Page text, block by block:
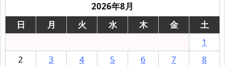
2026年8月
日
月 火 水 木 金
土
1
2
3 4 5 6 7
8